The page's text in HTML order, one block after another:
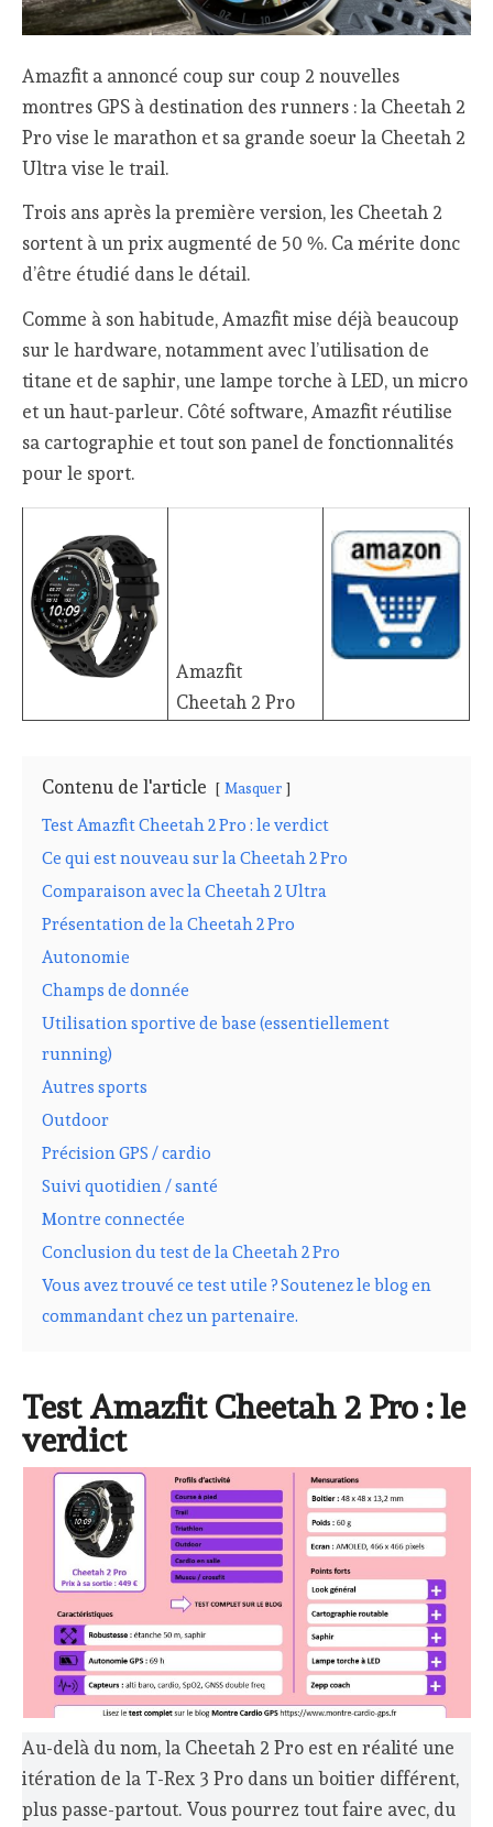
Amazfit a annoncé coup sur coup 2 nouvelles
montres GPS à destination des runners : la Cheetah 2
Pro vise le marathon et sa grande soeur la Cheetah 2
Ultra vise le trail.
Trois ans après la première version, les Cheetah 2
sortent à un prix augmenté de 50 %. Ca mérite donc
d’être étudié dans le détail.
Comme à son habitude, Amazfit mise déjà beaucoup
sur le hardware, notamment avec l’utilisation de
titane et de saphir, une lampe torche à LED, un micro
et un haut-parleur. Côté software, Amazfit réutilise
sa cartographie et tout son panel de fonctionnalités
pour le sport.
Amazfit
Cheetah 2 Pro
Contenu de l'article Masquer
Test Amazfit Cheetah 2 Pro : le verdict
Ce qui est nouveau sur la Cheetah 2 Pro
Comparaison avec la Cheetah 2 Ultra
Présentation de la Cheetah 2 Pro
Autonomie
Champs de donnée
Utilisation sportive de base (essentiellement
running)
Autres sports
Outdoor
Précision GPS / cardio
Suivi quotidien / santé
Montre connectée
Conclusion du test de la Cheetah 2 Pro
Vous avez trouvé ce test utile ? Soutenez le blog en
commandant chez un partenaire.
Test Amazfit Cheetah 2 Pro : le
verdict
Au-delà du nom, la Cheetah 2 Pro est en réalité une
itération de la T-Rex 3 Pro dans un boitier différent,
plus passe-partout. Vous pourrez tout faire avec, du